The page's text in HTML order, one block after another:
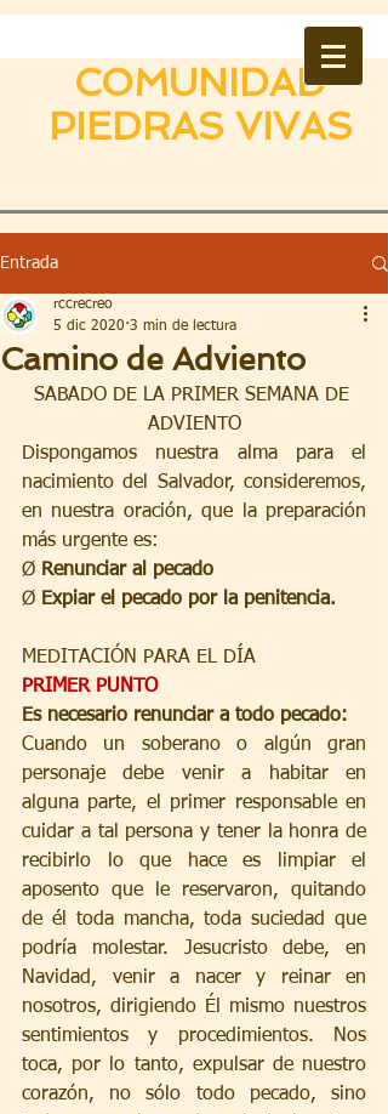
COMUNIDAD
PIEDRAS VIVAS
Entrada
Camino de Adviento
rccrecreo
5 dic 2020 3 min de lectura
SABADO DE LA PRIMER SEMANA DE
ADVIENTO
Dispongamos nuestra alma para el
nacimiento del Salvador, consideremos,
en nuestra oración, que la preparación
más urgente es:
Ø Renunciar al pecado
Ø Expiar el pecado por la penitencia.
MEDITACIÓN PARA EL DÍA
PRIMER PUNTO
Es necesario renunciar a todo pecado:
Cuando un soberano o algún gran
personaje debe venir a habitar en
alguna parte, el primer responsable en
cuidar a tal persona y tener la honra de
recibirlo lo que hace es limpiar el
aposento que le reservaron, quitando
de él toda mancha, toda suciedad que
podría molestar. Jesucristo debe, en
Navidad, venir a nacer y reinar en
nosotros, dirigiendo Él mismo nuestros
sentimientos y procedimientos. Nos
toca, por lo tanto, expulsar de nuestro
corazón, no sólo todo pecado, sino